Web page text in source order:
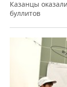
Казанцы
буллитов